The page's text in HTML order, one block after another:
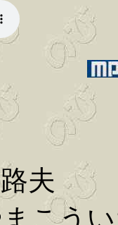
夫
こう